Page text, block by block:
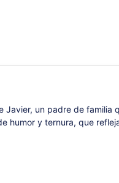
Javier, un padre de familia
humor y ternura, que